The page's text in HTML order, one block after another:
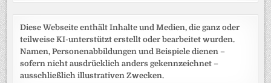
Diese Webseite enthält Inhalte und Medien, die ganz oder
teilweise KI-unterstützt erstellt oder bearbeitet wurden.
Namen, Personenabbildungen und Beispiele dienen –
sofern nicht ausdrücklich anders gekennzeichnet –
ausschließlich illustrativen Zwecken.